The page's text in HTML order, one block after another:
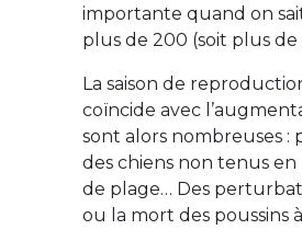
importante quand on
plus de 200 (soit plus
La saison de
coïncide avec
sont alors nombreuses
des chiens non tenus en
de plage… Des
ou la mort des poussins